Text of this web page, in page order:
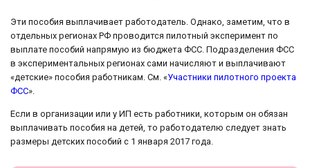
Эти пособия выплачивает работодатель. Однако, заметим, что в
отдельных регионах РФ проводится пилотный эксперимент по
выплате пособий напрямую из бюджета ФСС. Подразделения ФСС
в экспериментальных регионах сами начисляют и выплачивают
«детские» пособия работникам. См. «Участники пилотного проекта
ФСС».
Если в организации или у ИП есть работники, которым он обязан
выплачивать пособия на детей, то работодателю следует знать
размеры детских пособий с 1 января 2017 года.